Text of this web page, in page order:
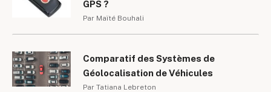
GPS ?
Par Maïté Bouhali
Comparatif des Systèmes de
Géolocalisation de Véhicules
Par Tatiana Lebreton